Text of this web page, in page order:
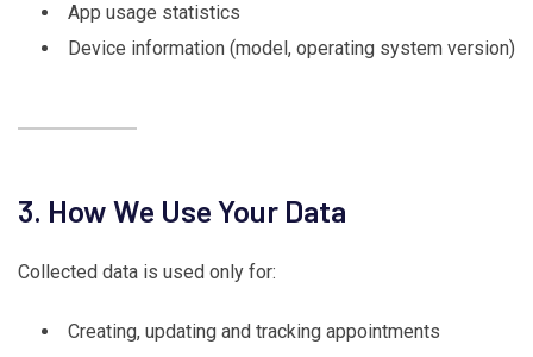
App usage statistics
Device information (model, operating system version)
3. How We Use Your Data
Collected data is used only for:
Creating, updating and tracking appointments